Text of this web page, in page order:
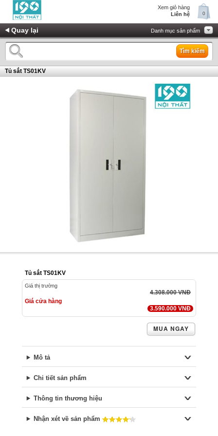
Xem giỏ hàng
Liên hệ
0
Quay lại Danh mục sản phẩm
Tìm kiếm
Tủ sắt TS01KV
Tủ sắt TS01KV
Giá thị trường
4.308.000 VNĐ
Giá cửa hàng
3.590.000 VNĐ
MUA NGAY
Mô tả
Chi tiết sản phẩm
Thông tin thương hiệu
Nhận xét về sản phẩm